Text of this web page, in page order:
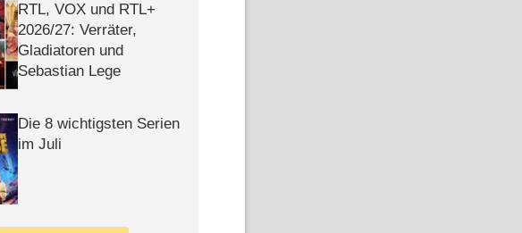
RTL, VOX und RTL+
2026/​27: Verräter,
Gladiatoren und
Sebastian Lege
Die 8 wichtigsten Serien
im Juli